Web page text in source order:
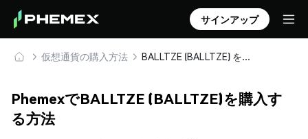
サインアップ
仮想通貨の購入方法 BALLTZE (BALLTZE) を安全に購入・保管
PhemexでBALLTZE (BALLTZE)を購入す
る方法